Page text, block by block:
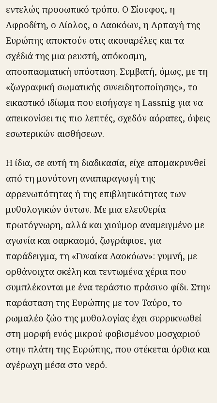
εντελώς προσωπικό τρόπο. Ο Σίσυφος, η
Αφροδίτη, ο Αίολος, ο Λαοκόων, η Αρπαγή της
Ευρώπης αποκτούν στις ακουαρέλες και τα
σχέδιά της μια ρευστή, απόκοσμη,
αποσπασματική υπόσταση. Συμβατή, όμως, με τη
«ζωγραφική σωματικής συνειδητοποίησης», το
εικαστικό ιδίωμα που εισήγαγε η Lassnig για να
απεικονίσει τις πιο λεπτές, σχεδόν αόρατες, όψεις
εσωτερικών αισθήσεων.
Η ίδια, σε αυτή τη διαδικασία, είχε απομακρυνθεί
από τη μονότονη αναπαραγωγή της
αρρενωπότητας ή της επιβλητικότητας των
μυθολογικών όντων. Με μια ελευθερία
πρωτόγνωρη, αλλά και χιούμορ αναμειγμένο με
αγωνία και σαρκασμό, ζωγράφισε, για
παράδειγμα, τη «Γυναίκα Λαοκόων»: γυμνή, με
ορθάνοιχτα σκέλη και τεντωμένα χέρια που
συμπλέκονται με ένα τεράστιο πράσινο φίδι. Στην
παράσταση της Ευρώπης με τον Ταύρο, το
ρωμαλέο ζώο της μυθολογίας έχει συρρικνωθεί
στη μορφή ενός μικρού φοβισμένου μοσχαριού
στην πλάτη της Ευρώπης, που στέκεται όρθια και
αγέρωχη μέσα στο νερό.